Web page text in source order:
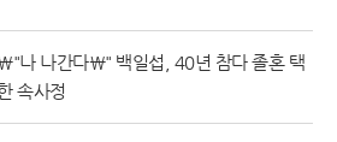
나 나간다\" 백일섭, 40년 참다 졸혼 택
속사정